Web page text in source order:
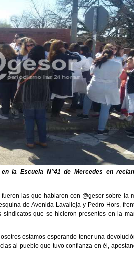
la Escuela N°41 de Mercedes en
las que hablaron con @gesor sobre la
de Avenida Lavalleja y Pedro Hors,
que se hicieron presentes en la
estamos esperando tener una
al pueblo que tuvo confianza en él,